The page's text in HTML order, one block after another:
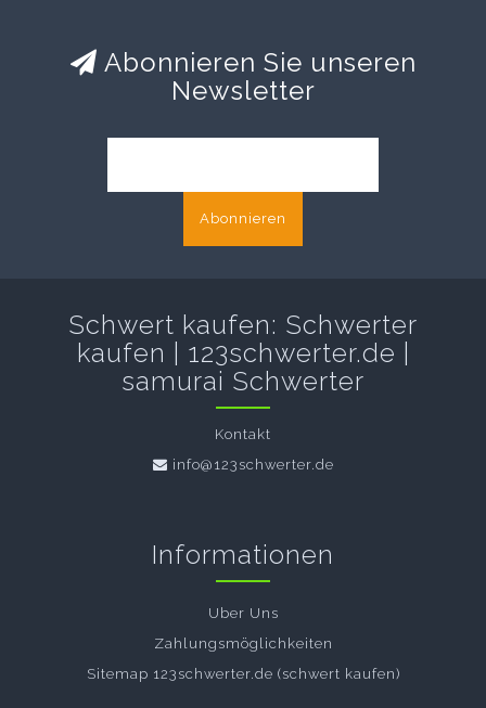
Abonnieren Sie unseren
Newsletter
Abonnieren
Schwert kaufen: Schwerter
kaufen | 123schwerter.de |
samurai Schwerter
Kontakt
info@123schwerter.de
Informationen
Uber Uns
Zahlungsmöglichkeiten
Sitemap 123schwerter.de (schwert kaufen)